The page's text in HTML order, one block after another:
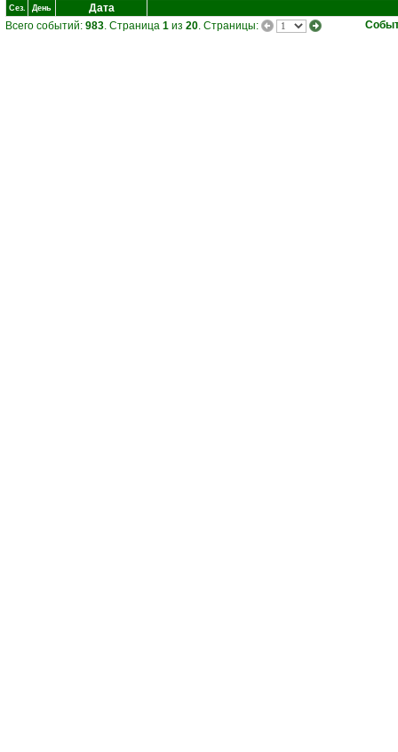
Сез. День
Дата
Всего событий: 983. Страница 1 из 20. Страницы: